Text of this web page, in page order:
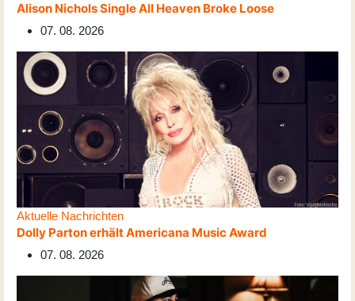
Alison Nichols Single All Heaven Broke Loose
07. 08. 2026
Aktuelle Nachrichten
Dolly Parton erhält Americana Music Award
07. 08. 2026